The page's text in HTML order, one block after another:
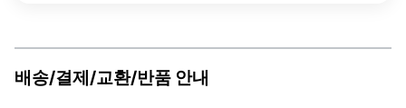
배송/결제/교환/반품 안내